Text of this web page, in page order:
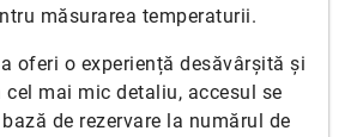
măsurarea temperaturii.
oferi o experiență desăvârșită și
cel mai mic detaliu, accesul se
de rezervare la numărul de